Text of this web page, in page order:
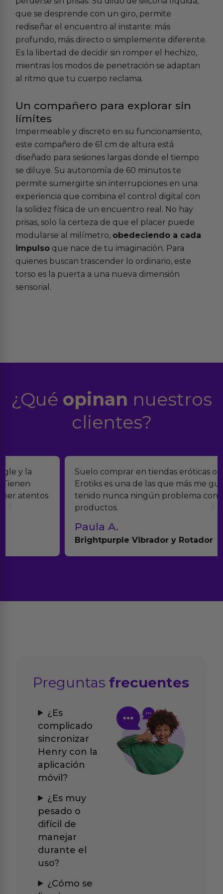
que se desprende con un giro, permite
rediseñar el encuentro al instante: más
profundo, más directo o simplemente diferente.
Es la libertad de decidir sin romper el hechizo,
mientras los modos de penetración se adaptan
al ritmo que tu cuerpo reclama.
Un compañero para explorar sin
límites
Impermeable y discreto en su funcionamiento,
este compañero de 61 cm de altura está
diseñado para sesiones largas donde el tiempo
se diluye. Su autonomía de 60 minutos te
permite sumergirte sin interrupciones en una
experiencia que combina el control digital con
la solidez física de un encuentro real. No hay
prisas, solo la certeza de que el placer puede
modularse al milímetro, obedeciendo a cada
impulso que nace de tu imaginación. Para
quienes buscan trascender lo ordinario, este
torso es la puerta a una nueva dimensión
sensorial.
¿Qué opinan nuestros
clientes?
Suelo comprar en tiendas eróticas online, y
Erotiks es una de las que más me gustan. No he
tenido nunca ningún problema con los
Brightpurple Vibrador y Rotador
Preguntasfrecuentes
¿Es
complicado
sincronizar
Henry con la
aplicación
móvil?
¿Es muy
pesado o
difícil de
manejar
durante el
uso?
¿Cómo se